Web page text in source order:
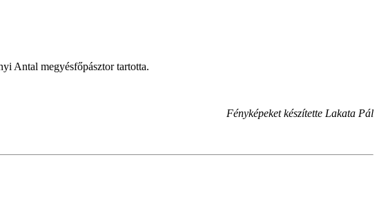
Antal megyésfőpásztor tartotta.
Fényképeket készítette Lakata Pál